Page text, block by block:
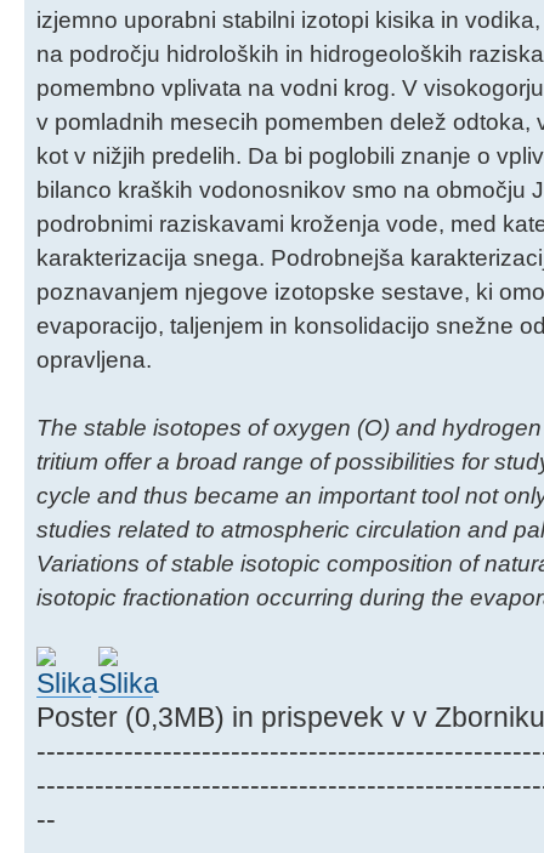
izjemno uporabni stabilni izotopi kisika in
na področju hidroloških in hidrogeoloških
pomembno vplivata na vodni krog. V
v pomladnih mesecih pomemben delež odtoka,
kot v nižjih predelih. Da bi poglobili znanje o
bilanco kraških vodonosnikov smo na območju
podrobnimi raziskavami kroženja vode, med
karakterizacija snega. Podrobnejša
poznavanjem njegove izotopske sestave, ki
evaporacijo, taljenjem in konsolidacijo snežne
opravljena.
The stable isotopes of oxygen (O) and
tritium offer a broad range of possibilities for
cycle and thus became an important tool not
studies related to atmospheric circulation and
Variations of stable isotopic composition of
isotopic fractionation occurring during the
Poster (0,3MB) in prispevek v v
--